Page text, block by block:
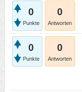
0
Punkte
0
Antworten
0
Punkte
0
Antworten